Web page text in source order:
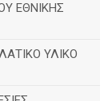
ΕΘΝΙΚΗΣ
ΥΛΙΚΟ